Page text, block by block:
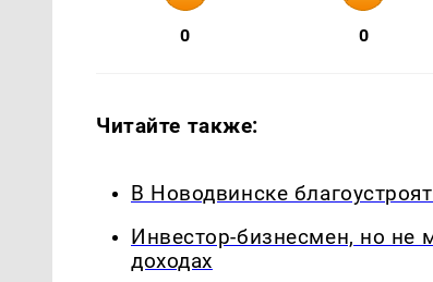
0 0
Читайте также:
В Новодвинске
Инвестор-бизнесмен, но
доходах